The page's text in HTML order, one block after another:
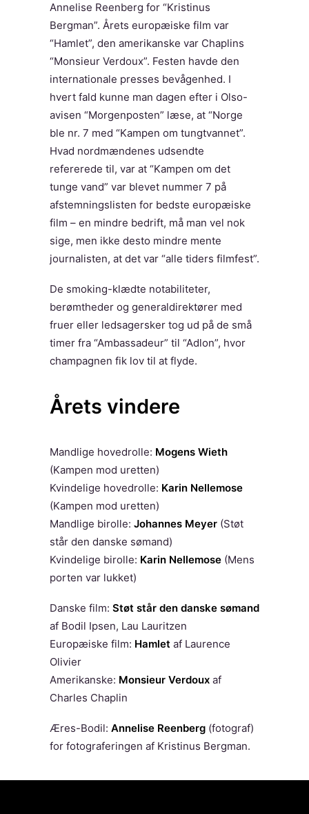
Annelise Reenberg for “Kristinus
Bergman”. Årets europæiske film var
“Hamlet”, den amerikanske var Chaplins
“Monsieur Verdoux”. Festen havde den
internationale presses bevågenhed. I
hvert fald kunne man dagen efter i Olso-
avisen “Morgenposten” læse, at “Norge
ble nr. 7 med “Kampen om tungtvannet”.
Hvad nordmændenes udsendte
refererede til, var at “Kampen om det
tunge vand” var blevet nummer 7 på
afstemningslisten for bedste europæiske
film – en mindre bedrift, må man vel nok
sige, men ikke desto mindre mente
journalisten, at det var “alle tiders filmfest”.
De smoking-klædte notabiliteter,
berømtheder og generaldirektører med
fruer eller ledsagersker tog ud på de små
timer fra “Ambassadeur” til “Adlon”, hvor
champagnen fik lov til at flyde.
Årets vindere
Mandlige hovedrolle: Mogens Wieth
(Kampen mod uretten)
Kvindelige hovedrolle: Karin Nellemose
(Kampen mod uretten)
Mandlige birolle: Johannes Meyer (Støt
står den danske sømand)
Kvindelige birolle: Karin Nellemose (Mens
porten var lukket)
Danske film: Støt står den danske sømand
af Bodil Ipsen, Lau Lauritzen
Europæiske film: Hamlet af Laurence
Olivier
Amerikanske: Monsieur Verdoux af
Charles Chaplin
Æres-Bodil: Annelise Reenberg (fotograf)
for fotograferingen af Kristinus Bergman.